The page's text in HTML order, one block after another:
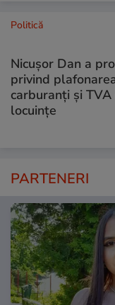
Politică
Nicușor Dan a
privind
carburanți și
locuințe
PARTENERI